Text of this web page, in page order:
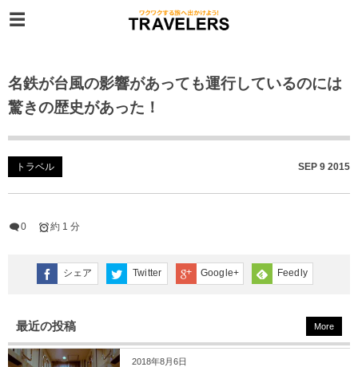
名鉄が台風の影響があっても運行しているのには
驚きの歴史があった！
トラベル SEP 9 2015
0 約 1 分
シェア Twitter Google+ Feedly
最近の投稿
2018年8月6日
More